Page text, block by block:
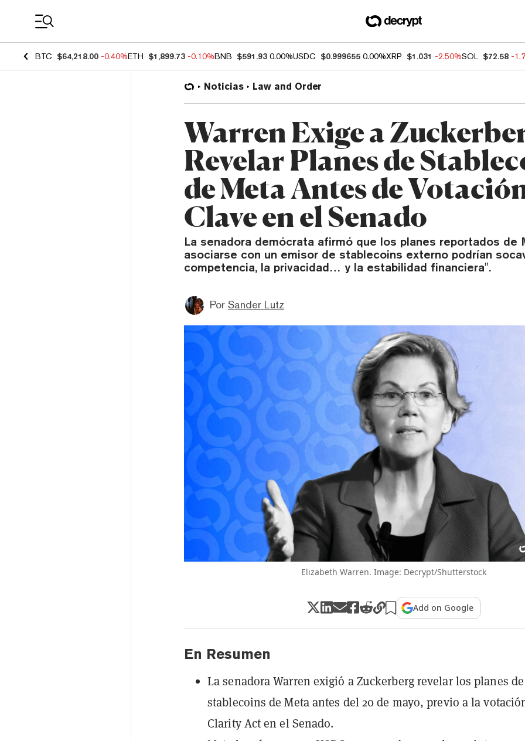
BTC $64,218.00 -0.40%ETH $1,899.73 -0.10%BNB $591.93 0.00%USDC $0.999655 0.00%XRP $1.031 -2.50%SOL $72.58 -
Noticias Law and Order
Warren Exige a
Revelar Planes de
de Meta Antes de
Clave en el Senado
La senadora demócrata afirmó que los planes reportados de
asociarse con un emisor de stablecoins externo podrían
competencia, la privacidad… y la estabilidad financiera".
Por Sander Lutz
Elizabeth Warren. Image: Decrypt/Shutterstock
Add on Google
En Resumen
La senadora Warren exigió a Zuckerberg revelar los planes de
stablecoins de Meta antes del 20 de mayo, previo a la
Clarity Act en el Senado.